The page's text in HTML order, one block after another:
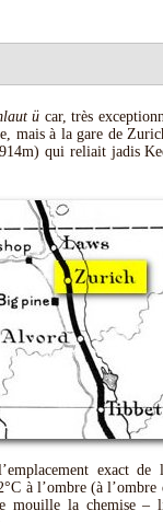
ü car, très
mais à la gare de
qui reliait jadis
exact de
à l’ombre (à
mouille la chemise –